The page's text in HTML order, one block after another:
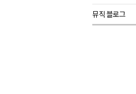
뮤직 블로그